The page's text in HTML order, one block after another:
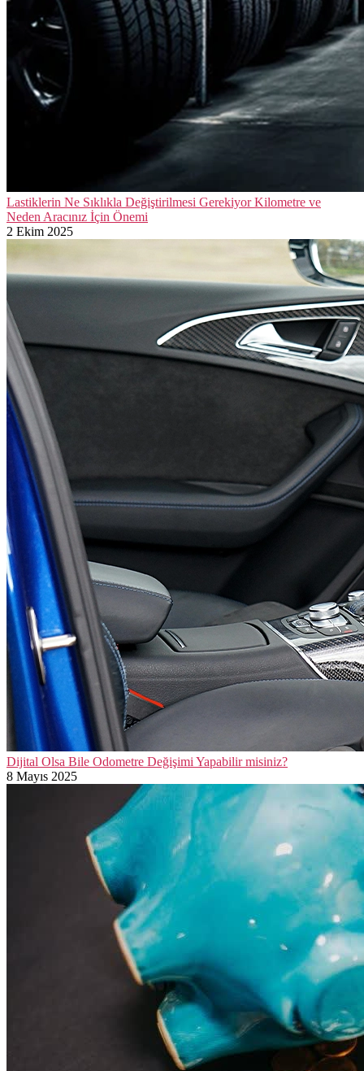
Lastiklerin Ne Sıklıkla Değiştirilmesi Gerekiyor Kilometre ve
Neden Aracınız İçin Önemi
2 Ekim 2025
Dijital Olsa Bile Odometre Değişimi Yapabilir misiniz?
8 Mayıs 2025